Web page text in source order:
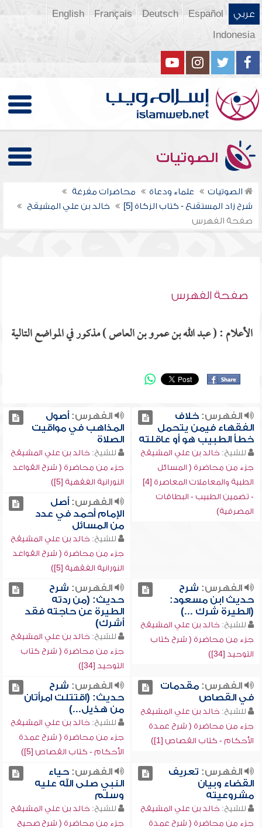
عربي Español
Deutsch
Français
English
Indonesia
الصوتيات
الصوتيات علماء ودعاة
محاضرات مفرغة
شرح زاد المستقنع - كتاب الزكاة [5]
خالد بن علي المشيقح
صفحة الفهرس
صفحة الفهرس
الأعلام : ( عبد الله بن عمرو بن العاص ) مذكور في المواضع التالية
الفهرس:خلاف
الفقهاء فيمن يتحمل
خطأ الطبيب هو أو عاقلته
للشيخ: خالد بن علي المشيقح
جزء من محاضرة ( المسائل
الطبية والمعاملات المعاصرة [4]
- تضمين الطبيب - البطاقات
المصرفية)
الفهرس:أصول
المذاهب في مواقيت
الصلاة
للشيخ: خالد بن علي المشيقح
جزء من محاضرة ( شرح القواعد
النورانية الفقهية [5])
الفهرس:أصل
الإمام أحمد في عدد
من المسائل
للشيخ: خالد بن علي المشيقح
جزء من محاضرة ( شرح القواعد
النورانية الفقهية [5])
الفهرس: شرح
حديث ابن مسعود:
(الطيرة شرك ...)
للشيخ: خالد بن علي المشيقح
جزء من محاضرة ( شرح كتاب
التوحيد [34])
الفهرس: شرح
حديث: (من ردته
الطيرة عن حاجته فقد
أشرك)
للشيخ: خالد بن علي المشيقح
جزء من محاضرة ( شرح كتاب
التوحيد [34])
الفهرس:مقدمات
في القصاص
للشيخ: خالد بن علي المشيقح
جزء من محاضرة ( شرح عمدة
الأحكام - كتاب القصاص [1])
الفهرس: شرح
حديث: (اقتتلت امرأتان
من هذيل...)
للشيخ: خالد بن علي المشيقح
جزء من محاضرة ( شرح عمدة
الأحكام - كتاب القصاص [5])
الفهرس: تعريف
القضاء وبيان
مشروعيته
للشيخ: خالد بن علي المشيقح
جزء من محاضرة ( شرح عمدة
الفهرس:حياء
النبي صلى الله عليه
وسلم
للشيخ: خالد بن علي المشيقح
جزء من محاضرة ( شرح صحيح